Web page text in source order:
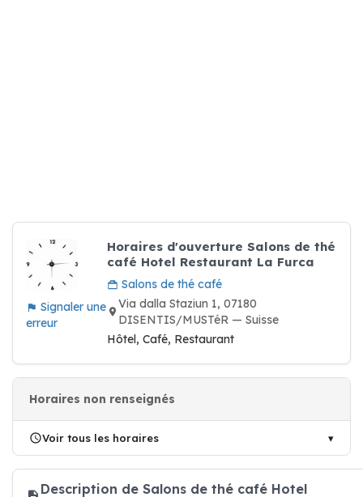
Signaler une
erreur
Horaires d'ouverture Salons de thé
café Hotel Restaurant La Furca
Salons de thé café
Via dalla Staziun 1, 07180
DISENTIS/MUSTéR — Suisse
Hôtel, Café, Restaurant
Horaires non renseignés
Voir tous les horaires
Description de Salons de thé café Hotel